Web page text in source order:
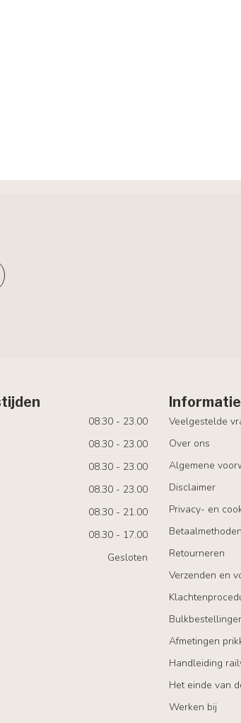
08.30 - 23.00
08.30 - 23.00
08.30 - 23.00
08.30 - 23.00
08.30 - 21.00
08.30 - 17.00
Gesloten
Informatie
Veelgestelde
Over ons
Algemene
Disclaimer
Privacy- en
Betaalmethoden
Retourneren
Verzenden en
Afmetingen
Handleiding
Het einde van
Werken bij